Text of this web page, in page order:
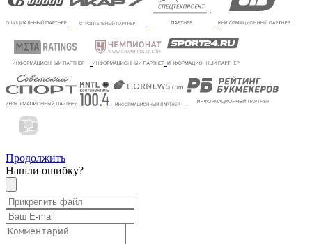
Продолжить
Нашли ошибку?